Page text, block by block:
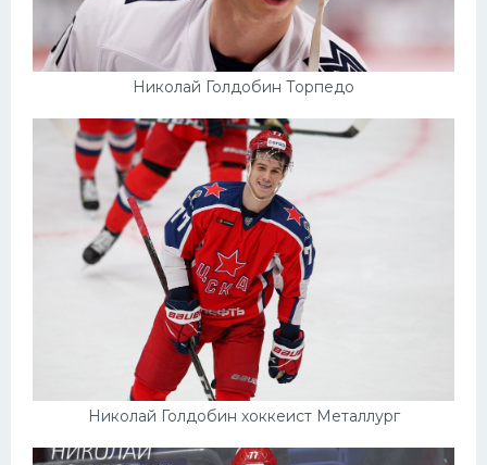
Николай Голдобин Торпедо
Николай Голдобин хоккеист Металлург